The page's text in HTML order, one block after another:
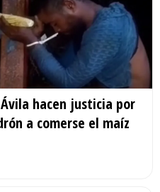
hacen justicia por
a comerse el maíz